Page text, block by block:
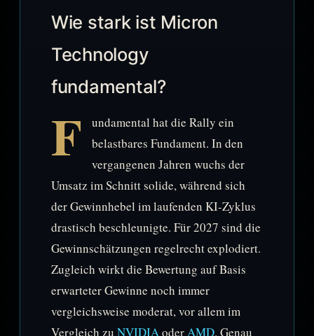
Wie stark ist Micron
Technology
fundamental?
F
undamental hat die Rally ein
belastbares Fundament. In den
vergangenen Jahren wuchs der
Umsatz im Schnitt solide, während sich
der Gewinnhebel im laufenden KI-Zyklus
drastisch beschleunigte. Für 2027 sind die
Gewinnschätzungen regelrecht explodiert.
Zugleich wirkt die Bewertung auf Basis
erwarteter Gewinne noch immer
vergleichsweise moderat, vor allem im
Vergleich zu NVIDIA oder AMD. Genau